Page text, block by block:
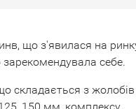
що з'явилася на
себе.
складається з жолобів